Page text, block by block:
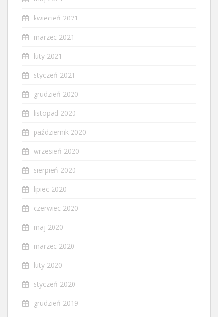
kwiecień 2021
marzec 2021
luty 2021
styczeń 2021
grudzień 2020
listopad 2020
październik 2020
wrzesień 2020
sierpień 2020
lipiec 2020
czerwiec 2020
maj 2020
marzec 2020
luty 2020
styczeń 2020
grudzień 2019